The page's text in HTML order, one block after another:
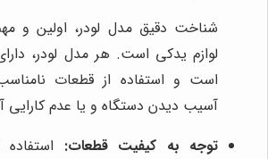
شناخت دقیق مدل لودر، اولین و
لوازم یدکی است. هر مدل لودر،
است و استفاده از قطعات
آسیب دیدن دستگاه و یا عدم کارایی
توجه به کیفیت قطعات: